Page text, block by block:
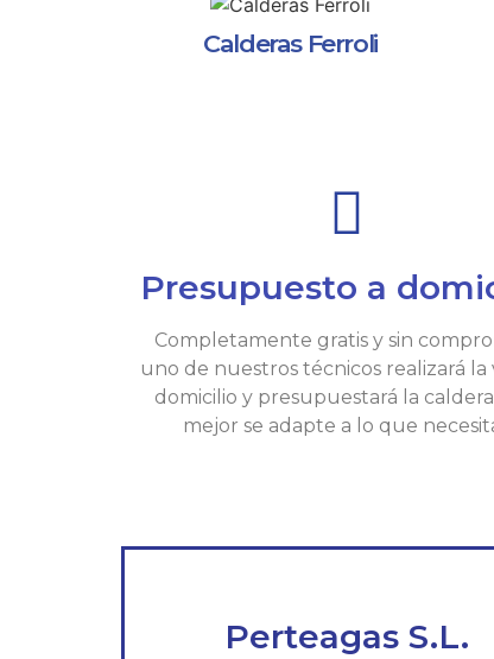
Calderas Ferroli
Presupuesto a
Completamente gratis y sin
uno de nuestros técnicos realizará la
domicilio y presupuestará la
mejor se adapte a lo que
Perteagas S.L.